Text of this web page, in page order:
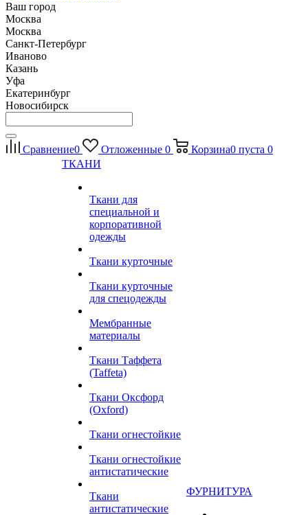
Ваш город
Москва
Москва
Санкт-Петербург
Иваново
Казань
Уфа
Екатеринбург
Новосибирск
Сравнение0 Отложенные 0 Корзина0 пуста 0
ТКАНИ
Ткани для
специальной и
корпоративной
одежды
Ткани курточные
Ткани курточные
для спецодежды
Мембранные
материалы
Ткани Таффета
(Taffeta)
Ткани Оксфорд
(Oxford)
Ткани огнестойкие
Ткани огнестойкие
антистатические
Ткани
антистатические
ФУРНИТУРА